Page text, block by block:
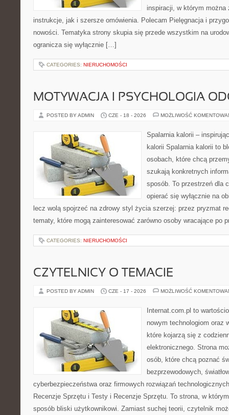
inspiracji, w którym można
instrukcje, jak i szersze omówienia. Polecam Pielęgnacja i
nowości. Tematyka strony skupia się przede wszystkim na
ogranicza się wyłącznie […]
CATEGORIES: NIERUCHOMOŚCI
MOTYWACJA I PSYCHOLOGIA
POSTED BY ADMIN CZE - 18 - 2026 MOŻLIWOŚĆ
Spalarnia kalorii –
kalorii Spalarnia kalorii to
osobach, które chcą
szukają konkretnych
sposób. To przestrzeń dla
opierać się wyłącznie na
lecz wolą spojrzeć na zdrowy styl życia szerzej: przez pryzmat
tematy, które mogą zainteresować zarówno osoby wracające po
CATEGORIES: NIERUCHOMOŚCI
CZYTELNICY O TEMACIE
POSTED BY ADMIN CZE - 17 - 2026 MOŻLIWOŚĆ
Internat.com.pl to
nowym technologiom oraz
które kojarzą się z
elektronicznego. Strona
osób, które chcą poznać
bezprzewodowych,
cyberbezpieczeństwa oraz firmowych rozwiązań
Recenzje Sprzętu i Testy i Recenzje Sprzętu. To strona, w
sposób bliski użytkownikowi. Zamiast suchej teorii, czytelnik